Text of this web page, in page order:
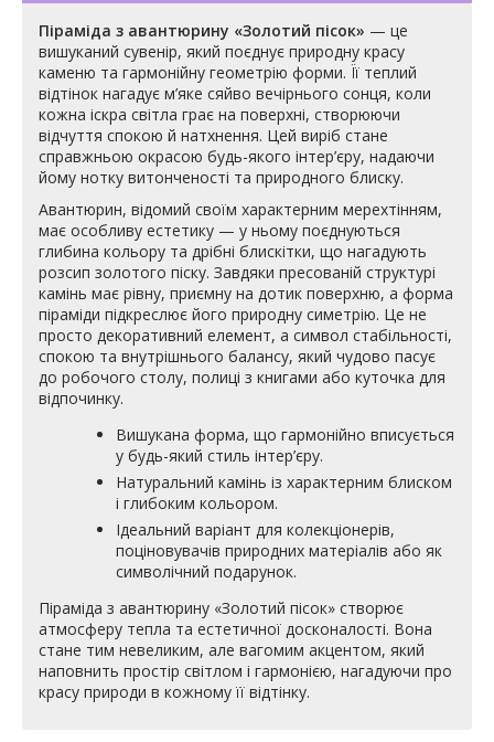
Піраміда з авантюрину «Золотий пісок» — це
вишуканий сувенір, який поєднує природну красу
каменю та гармонійну геометрію форми. Її теплий
відтінок нагадує м’яке сяйво вечірнього сонця, коли
кожна іскра світла грає на поверхні, створюючи
відчуття спокою й натхнення. Цей виріб стане
справжньою окрасою будь-якого інтер’єру, надаючи
йому нотку витонченості та природного блиску.
Авантюрин, відомий своїм характерним мерехтінням,
має особливу естетику — у ньому поєднуються
глибина кольору та дрібні блискітки, що нагадують
розсип золотого піску. Завдяки пресованій структурі
камінь має рівну, приємну на дотик поверхню, а форма
піраміди підкреслює його природну симетрію. Це не
просто декоративний елемент, а символ стабільності,
спокою та внутрішнього балансу, який чудово пасує
до робочого столу, полиці з книгами або куточка для
відпочинку.
Вишукана форма, що гармонійно вписується
у будь-який стиль інтер’єру.
Натуральний камінь із характерним блиском
і глибоким кольором.
Ідеальний варіант для колекціонерів,
поціновувачів природних матеріалів або як
символічний подарунок.
Піраміда з авантюрину «Золотий пісок» створює
атмосферу тепла та естетичної досконалості. Вона
стане тим невеликим, але вагомим акцентом, який
наповнить простір світлом і гармонією, нагадуючи про
красу природи в кожному її відтінку.